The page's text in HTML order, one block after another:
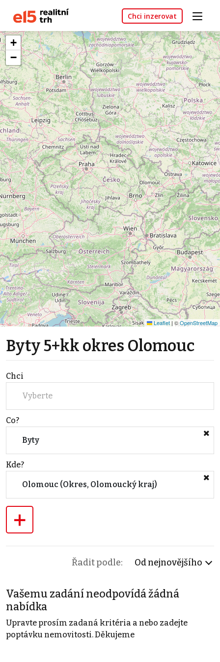
Chci inzerovat
+
−
Leaflet | ©OpenStreetMap
Byty 5+kk okres Olomouc
Chci
Vyberte
Co?
Byty
Kde?
Olomouc (Okres, Olomoucký kraj)
+
Řadit podle: Od nejnovějšího
Vašemu zadání neodpovídá žádná
nabídka
Upravte prosím zadaná kritéria a nebo zadejte
poptávku nemovitosti. Děkujeme